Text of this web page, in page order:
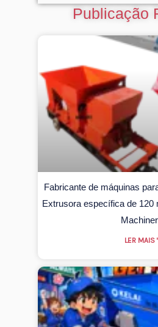
Publicação
Fabricante de máquinas
Extrusora específica de 120
LER MAIS "